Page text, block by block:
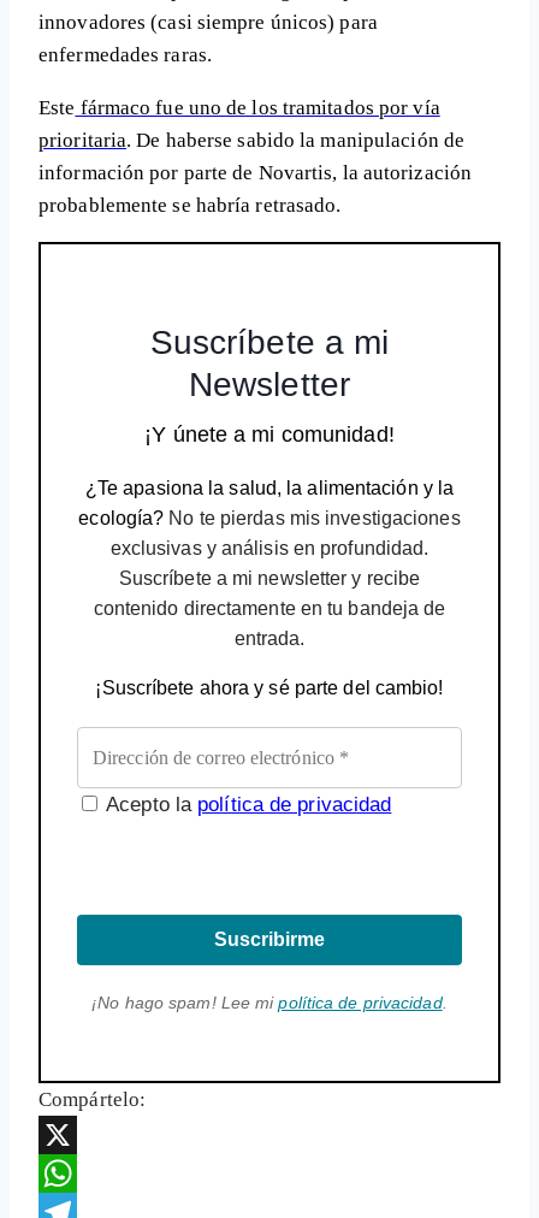
innovadores (casi siempre únicos) para
enfermedades raras.
Este fármaco fue uno de los tramitados por vía
prioritaria.De haberse sabido la manipulación de
información por parte de Novartis, la autorización
probablementese habría retrasado.
Suscríbete a mi
Newsletter
¡Y únete a mi comunidad!
¿Te apasiona la salud, la alimentación y la
ecología? No te pierdas mis investigaciones
exclusivas y análisis en profundidad.
Suscríbete a mi newsletter y recibe
contenido directamente en tu bandeja de
entrada.
¡Suscríbete ahora y sé parte del cambio!
Acepto la política de privacidad
Suscribirme
¡No hago spam! Lee mipolítica de privacidad.
Compártelo:
X
WhatsApp